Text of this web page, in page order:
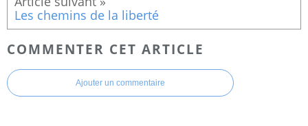
Les chemins de la liberté
COMMENTER CET ARTICLE
Ajouter un commentaire